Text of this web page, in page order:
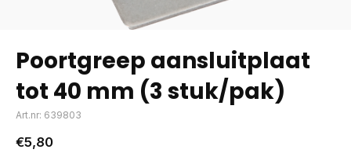
Poortgreep aansluitplaat
tot 40 mm (3 stuk/pak)
Art.nr: 639803
€5,80